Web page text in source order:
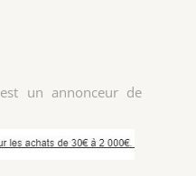
est un annonceur de